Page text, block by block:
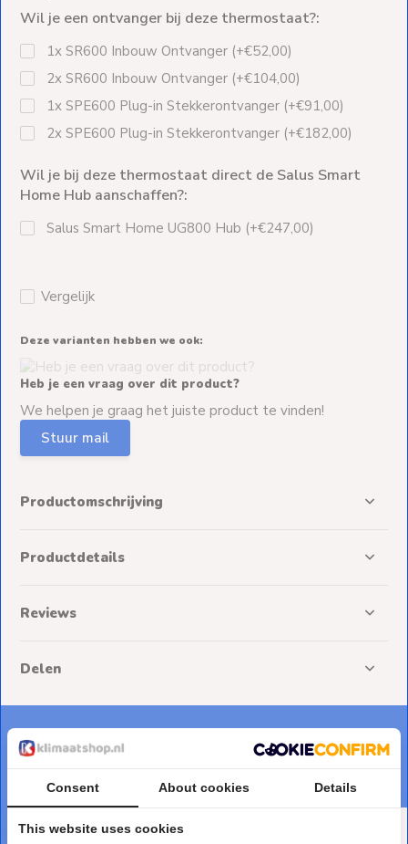
Wil je een ontvanger bij deze thermostaat?:
1x SR600 Inbouw Ontvanger (+€52,00)
2x SR600 Inbouw Ontvanger (+€104,00)
1x SPE600 Plug-in Stekkerontvanger (+€91,00)
2x SPE600 Plug-in Stekkerontvanger (+€182,00)
Wil je bij deze thermostaat direct de Salus Smart
Home Hub aanschaffen?:
Salus Smart Home UG800 Hub (+€247,00)
Vergelijk
Deze varianten hebben we ook:
Heb je een vraag over dit product?
We helpen je graag het juiste product te vinden!
Stuur mail
Productomschrijving
Productdetails
Reviews
Delen
DEZE PRODUCTEN PASSEN ER PERFECT BIJ
Maak je bestelling af
Consent About cookies Details
This website uses cookies